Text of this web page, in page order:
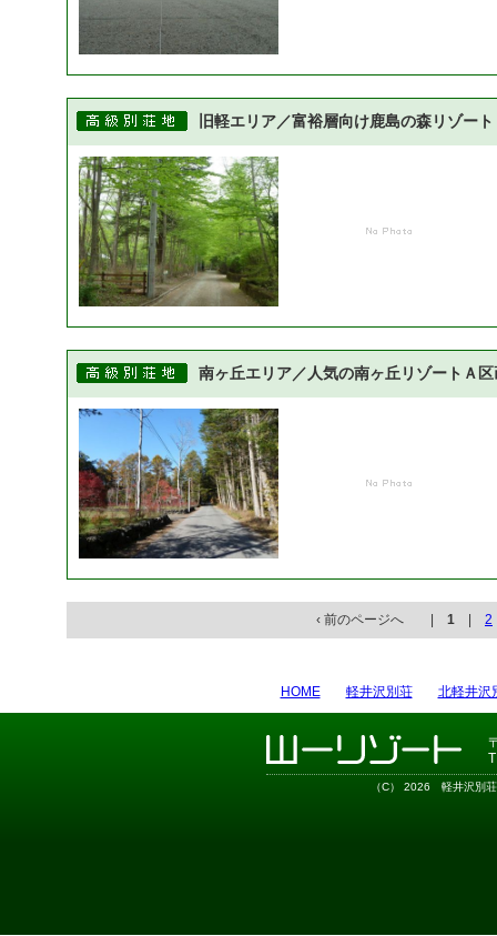
旧軽エリア／富裕層向け鹿島の森リゾー
南ヶ丘エリア／人気の南ヶ丘リゾートＡ区
‹ 前のページへ | 1 2
HOME 軽井沢別荘 北軽井沢
（C） 2026 軽井沢別